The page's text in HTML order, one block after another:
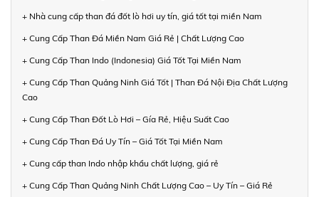
+ Nhà cung cấp than đá đốt lò hơi uy tín, giá tốt tại miền Nam
+ Cung Cấp Than Đá Miền Nam Giá Rẻ | Chất Lượng Cao
+ Cung Cấp Than Indo (Indonesia) Giá Tốt Tại Miền Nam
+ Cung Cấp Than Quảng Ninh Giá Tốt | Than Đá Nội Địa Chất Lượng
Cao
+ Cung Cấp Than Đốt Lò Hơi – Gía Rẻ, Hiệu Suất Cao
+ Cung Cấp Than Đá Uy Tín – Giá Tốt Tại Miền Nam
+ Cung cấp than Indo nhập khẩu chất lượng, giá rẻ
+ Cung Cấp Than Quảng Ninh Chất Lượng Cao – Uy Tín – Giá Rẻ